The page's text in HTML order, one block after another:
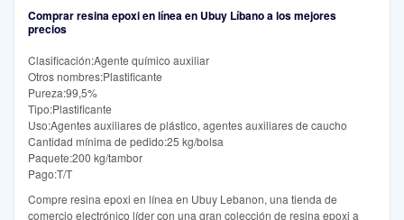
Comprar resina epoxi en línea en Ubuy Líbano a los mejores
precios
Clasificación:Agente químico auxiliar
Otros nombres:Plastificante
Pureza:99,5%
Tipo:Plastificante
Uso:Agentes auxiliares de plástico, agentes auxiliares de caucho
Cantidad mínima de pedido:25 kg/bolsa
Paquete:200 kg/tambor
Pago:T/T
Compre resina epoxi en línea en Ubuy Lebanon, una tienda de
comercio electrónico líder con una gran colección de resina epoxi a